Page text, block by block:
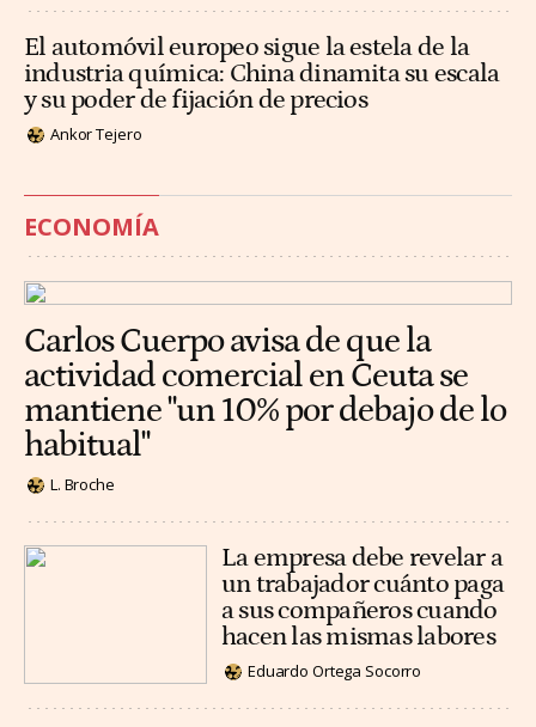
El automóvil europeo sigue la estela de la
industria química: China dinamita su escala
y su poder de fijación de precios
Ankor Tejero
ECONOMÍA
Carlos Cuerpo avisa de que la
actividad comercial en Ceuta se
mantiene "un 10% por debajo de lo
habitual"
L. Broche
La empresa debe revelar a
un trabajador cuánto paga
a sus compañeros cuando
hacen las mismas labores
Eduardo Ortega Socorro